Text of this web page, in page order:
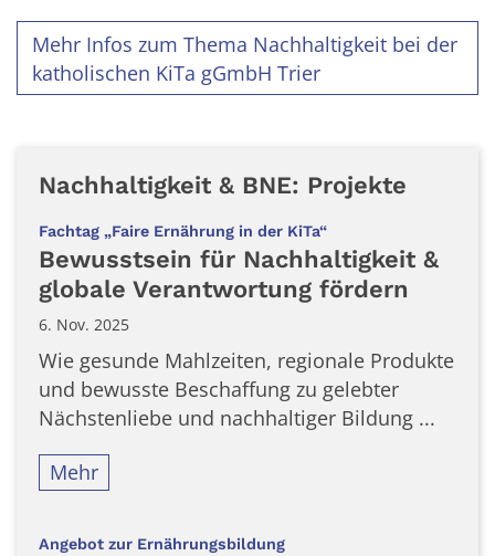
Mehr Infos zum Thema Nachhaltigkeit bei der
katholischen KiTa gGmbH Trier
Nachhaltigkeit & BNE: Projekte
Fachtag „Faire Ernährung in der KiTa“:
Bewusstsein für Nachhaltigkeit &
globale Verantwortung fördern
6. Nov. 2025
Wie gesunde Mahlzeiten, regionale Produkte
und bewusste Beschaffung zu gelebter
Nächstenliebe und nachhaltiger Bildung ...
Mehr
Angebot zur Ernährungsbildung: